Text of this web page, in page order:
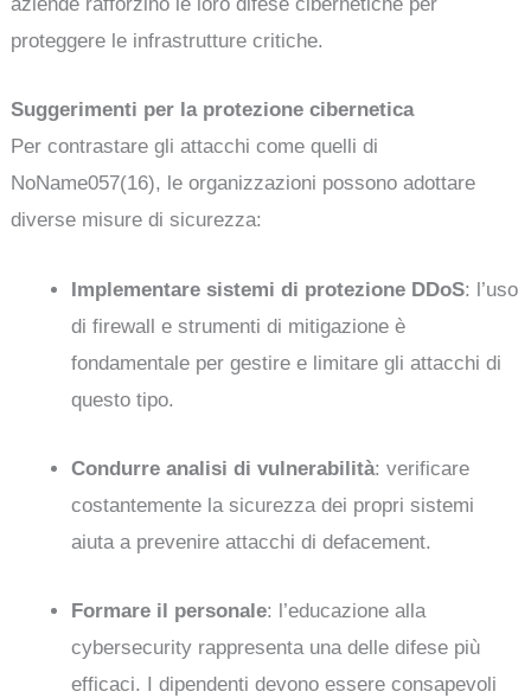
proteggere le infrastrutture critiche.
Suggerimenti per la protezione cibernetica
Per contrastare gli attacchi come quelli di
NoName057(16), le organizzazioni possono adottare
diverse misure di sicurezza:
Implementare sistemi di protezione DDoS: l’uso
di firewall e strumenti di mitigazione è
fondamentale per gestire e limitare gli attacchi di
questo tipo.
Condurre analisi di vulnerabilità: verificare
costantemente la sicurezza dei propri sistemi
aiuta a prevenire attacchi di defacement.
Formare il personale: l’educazione alla
cybersecurity rappresenta una delle difese più
efficaci. I dipendenti devono essere consapevoli